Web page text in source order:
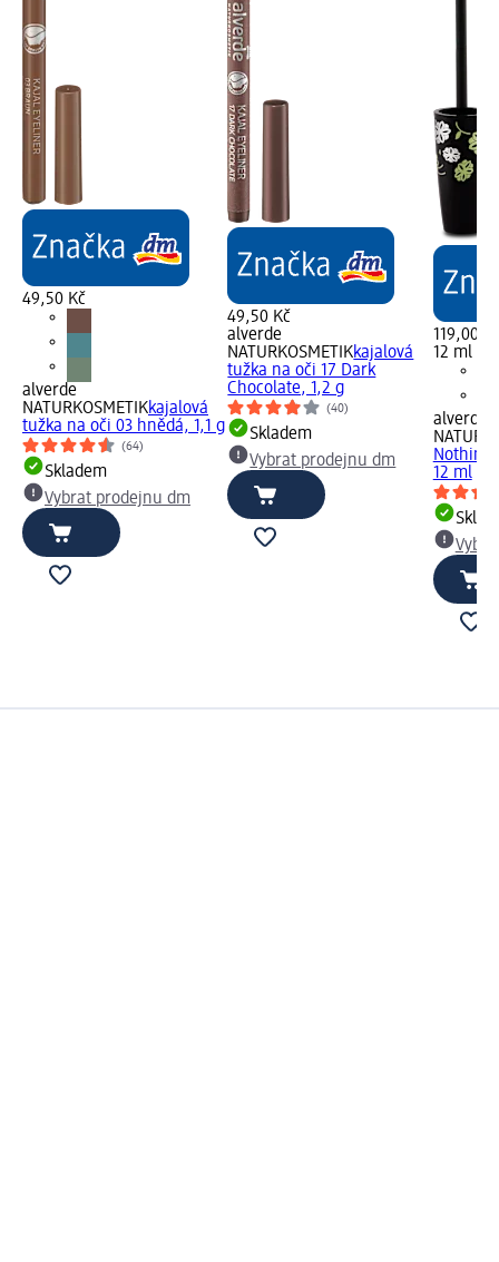
49,50 Kč
alverde
NATURKOSMETIKkajalová
tužka na oči 03 hnědá, 1,1 g
(64)
Skladem
Vybrat prodejnu dm
49,50 Kč
alverde
NATURKOSMETIKkajalová
tužka na oči 17 Dark
Chocolate, 1,2 g
(40)
Skladem
Vybrat prodejnu dm
119,00
12 ml
alverde
Nothing
12 ml